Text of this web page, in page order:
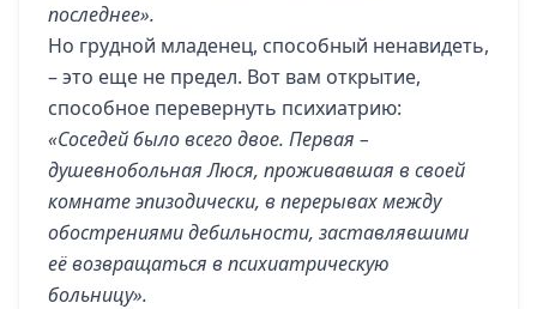
последнее».
Но грудной младенец, способный ненавидеть,
– это еще не предел. Вот вам открытие,
способное перевернуть психиатрию:
«Соседей было всего двое. Первая –
душевнобольная Люся, проживавшая в своей
комнате эпизодически, в перерывах между
обострениями дебильности, заставлявшими
её возвращаться в психиатрическую
больницу».